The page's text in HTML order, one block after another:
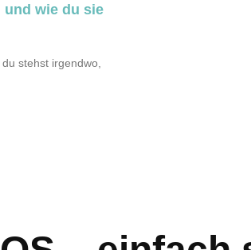
und wie du sie
stehst irgendwo,